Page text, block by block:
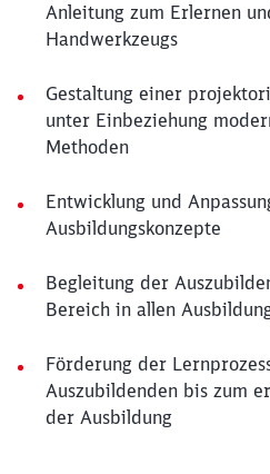
Anleitung zum Erlernen
Handwerkzeugs
Gestaltung einer
unter Einbeziehung
Methoden
Entwicklung und
Ausbildungskonzepte
Begleitung der
Bereich in allen
Förderung der
Auszubildenden bis zum
der Ausbildung